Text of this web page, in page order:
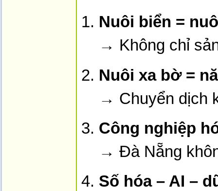
Nuôi biển =
→ Không chỉ
Nuôi xa bờ =
→ Chuyển dịch
Công nghiệp
→ Đà Nẵng
Số hóa – AI –